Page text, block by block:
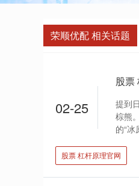
荣顺优配 相关话题
02-25
提到
棕熊
的“
股票 杠杆原理官网